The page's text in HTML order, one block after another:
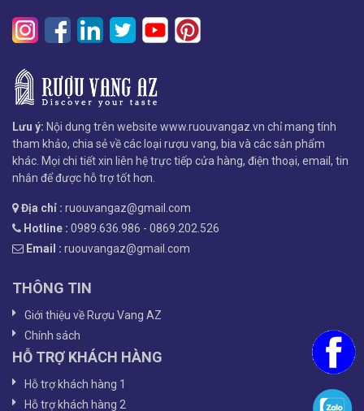
Lưu ý: Nội dung trên website www.ruouvangaz.vn chỉ mang tính
tham khảo, chia sẻ về các loại rượu vang, bia và các sản phẩm
khác. Mọi chi tiết xin liên hệ trực tiếp cửa hàng, điện thoại, email, tin
nhắn để được hỗ trợ tốt hơn.
Địa chỉ : ruouvangaz@gmail.com
Hotline : 0989.636.986 - 0869.202.526
Email : ruouvangaz@gmail.com
THÔNG TIN
Giới thiệu về Rượu Vang AZ
Chính sách
HỖ TRỢ KHÁCH HÀNG
Hỗ trợ khách hàng 1
Hỗ trợ khách hàng 2